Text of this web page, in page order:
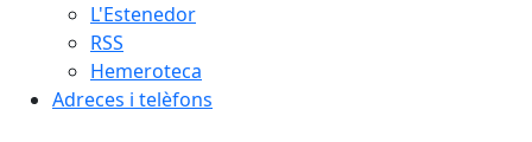
L'Estenedor
RSS
Hemeroteca
Adreces i telèfons